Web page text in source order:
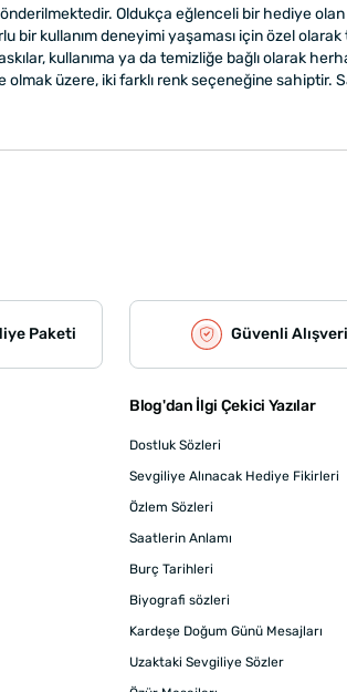
Oldukça eğlenceli bir hediye
bir kullanım deneyimi yaşaması için özel
kullanıma ya da temizliğe bağlı olarak
üzere, iki farklı renk seçeneğine sahiptir.
Paketi Güvenli
Blog'dan İlgi Çekici Yazılar
Dostluk Sözleri
Sevgiliye Alınacak Hediye Fikirleri
Özlem Sözleri
Saatlerin Anlamı
Burç Tarihleri
Biyografi sözleri
Kardeşe Doğum Günü Mesajları
Uzaktaki Sevgiliye Sözler